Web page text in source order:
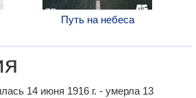
Путь на небеса
14 июня 1916 г. - умерла 13